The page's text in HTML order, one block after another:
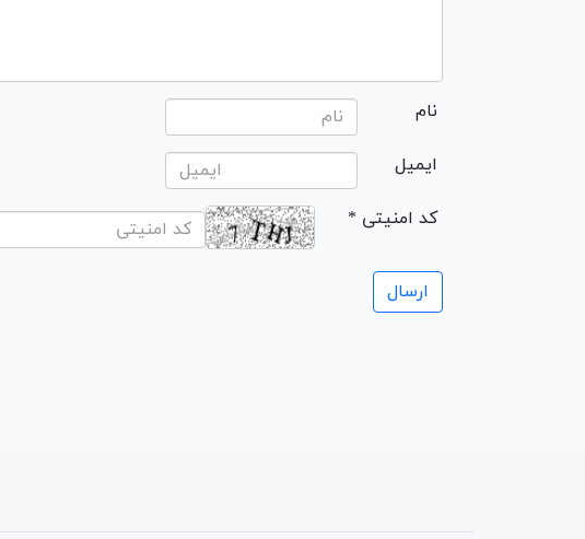
نام
ایمیل
* کد امنیتی